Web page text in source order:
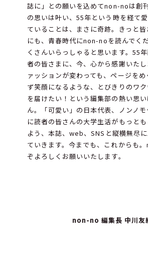
誌に」との願いを込めてnon-noは創
の思いは叶い、55年という時を経て
ていることは、まさに奇跡。きっと
にも、青春時代にnon-noを読んでく
くさんいらっしゃると思います。55
者の皆さまに、今、心から感謝いた
ァッションが変わっても、ページを
ず笑顔になるような、とびきりのワ
を届けたい！という編集部の熱い思
ん。「可愛い」の日本代表、ノンノ
に読者の皆さんの大学生活がもっと
よう、本誌、web、SNSと縦横無尽
ていきます。今までも、これからも
ぞよろしくお願いいたします。
non-no 編集長 中川友